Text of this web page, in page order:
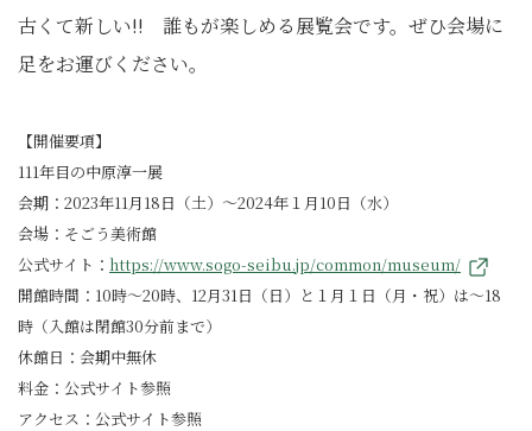
古くて新しい!! 誰もが楽しめる展覧会です。ぜひ会場に
足をお運びください。
【開催要項】
111年目の中原淳一展
会期：2023年11月18日（土）～2024年１月10日（水）
会場：そごう美術館
公式サイト： https://www.sogo-seibu.jp/common/museum/
開館時間：10時～20時、12月31日（日）と１月１日（月・祝）は～18
時（入館は閉館30分前まで）
休館日：会期中無休
料金：公式サイト参照
アクセス：公式サイト参照